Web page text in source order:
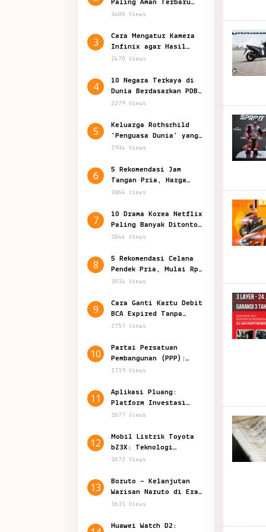
Paling Aman Terbaru
2024, Indonesia Nomor?
3480 Views
3
Cara Mengatur Kamera
Infinix agar Hasil
Foto Jernih dan Bagus
2470 Views
4
10 Negara Terkaya di
Dunia Berdasarkan PDB
Per Kapita
2279 Views
5
Keluarga Rothschild
‘Penguasa Dunia’ yang
Penuh Teori Konspirasi
1934 Views
6
5 Rekomendasi Jam
Tangan Pria, Harga
Mulai Rp 129.000
1864 Views
7
10 Drama Korea Netflix
Paling Banyak Ditonton
Sepanjang 2024
1844 Views
8
5 Rekomendasi Celana
Pendek Pria, Mulai Rp
50.000-an
1814 Views
9
Cara Ganti Kartu Debit
BCA Expired Tanpa
Harus Datang ke Bank
1757 Views
10
Partai Persatuan
Pembangunan (PPP):
Politik Indonesia
1719 Views
11
Aplikasi Pluang:
Platform Investasi
Inovatif di Indonesia
1677 Views
12
Mobil Listrik Toyota
bZ3X: Teknologi
Canggih Harga 200
1672 Views
13
Boruto – Kelanjutan
Warisan Naruto di Era
Shinobi Modern
1631 Views
Huawei Watch D2: